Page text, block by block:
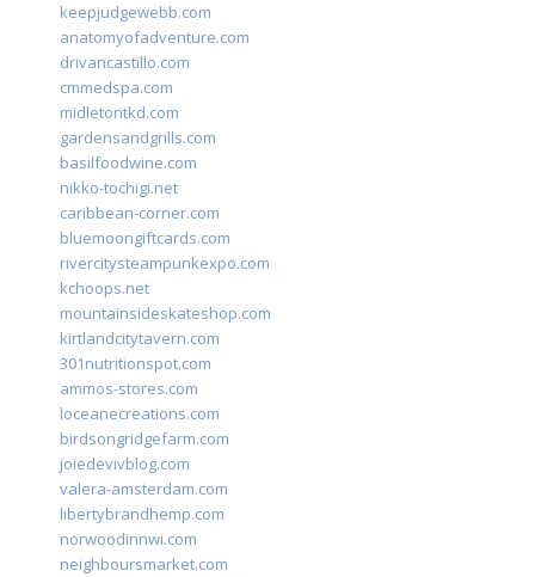
keepjudgewebb.com
anatomyofadventure.com
drivancastillo.com
cmmedspa.com
midletontkd.com
gardensandgrills.com
basilfoodwine.com
nikko-tochigi.net
caribbean-corner.com
bluemoongiftcards.com
rivercitysteampunkexpo.com
kchoops.net
mountainsideskateshop.com
kirtlandcitytavern.com
301nutritionspot.com
ammos-stores.com
loceanecreations.com
birdsongridgefarm.com
joiedevivblog.com
valera-amsterdam.com
libertybrandhemp.com
norwoodinnwi.com
neighboursmarket.com